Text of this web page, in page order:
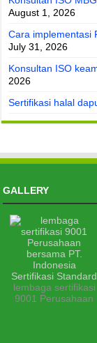
August 1, 2026
Cara implementasi
July 31, 2026
Konsultan ISO
2026
Sertifikasi halal
GALLERY
lembaga sertifikasi
9001 Perusahaan